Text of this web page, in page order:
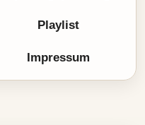
Playlist
Impressum